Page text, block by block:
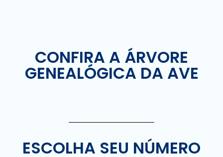
CONFIRA A ÁRVORE
GENEALÓGICA DA AVE
ESCOLHA SEU NÚMERO